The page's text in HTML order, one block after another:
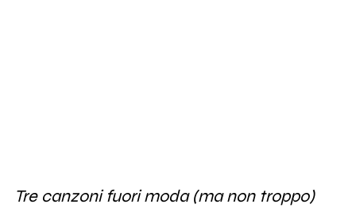
Tre canzoni fuori moda (ma non troppo)